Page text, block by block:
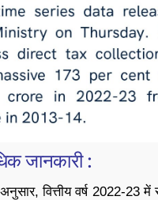
जानकारी :
वित्तीय वर्ष 2022-